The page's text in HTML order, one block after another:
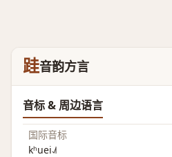
跬音韵方言
音标 & 周边语言
国际音标
kʰuei˨˩˦